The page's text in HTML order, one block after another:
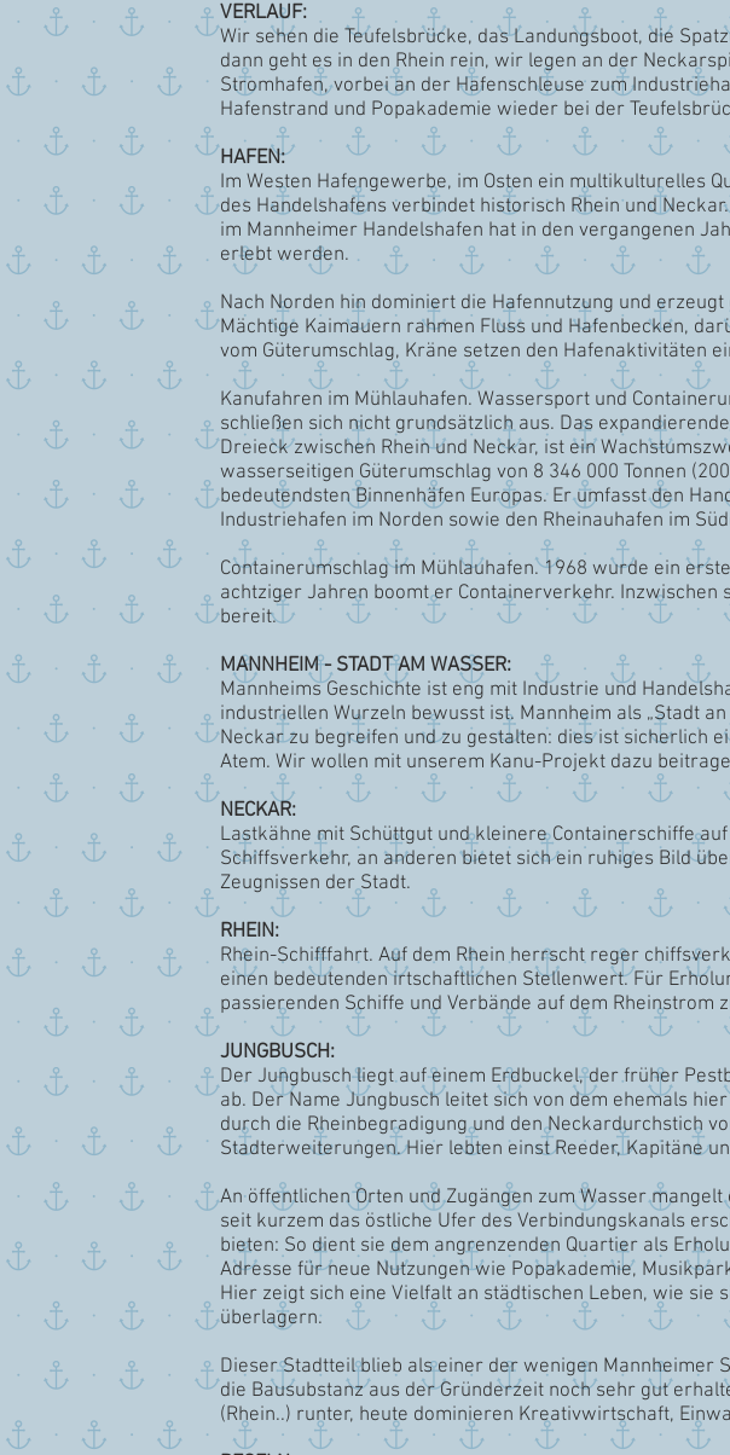
VERLAUF:
Wir sehen die Teufelsbrücke, das Landungsboot, die
dann geht es in den Rhein rein, wir legen an der
Stromhafen, vorbei an der Hafenschleuse zum
Hafenstrand und Popakademie wieder bei der
HAFEN:
Im Westen Hafengewerbe, im Osten ein multikulturelles
des Handelshafens verbindet historisch Rhein und
im Mannheimer Handelshafen hat in den vergangenen
erlebt werden.
Nach Norden hin dominiert die Hafennutzung und
Mächtige Kaimauern rahmen Fluss und Hafenbecken,
vom Güterumschlag, Kräne setzen den Hafenaktivitäten
Kanufahren im Mühlauhafen. Wassersport und
schließen sich nicht grundsätzlich aus. Das
Dreieck zwischen Rhein und Neckar, ist ein
wasserseitigen Güterumschlag von 8 346 000 Tonnen
bedeutendsten Binnenhäfen Europas. Er umfasst den
Industriehafen im Norden sowie den Rheinauhafen im
Containerumschlag im Mühlauhafen. 1968 wurde ein
achtziger Jahren boomt er Containerverkehr.
bereit.
MANNHEIM - STADT AM WASSER:
Mannheims Geschichte ist eng mit Industrie und
industriellen Wurzeln bewusst ist. Mannheim als „Stadt
Neckar zu begreifen und zu gestalten: dies ist sicherlich
Atem. Wir wollen mit unserem Kanu-Projekt dazu
NECKAR:
Lastkähne mit Schüttgut und kleinere Containerschiffe
Schiffsverkehr, an anderen bietet sich ein ruhiges Bild
Zeugnissen der Stadt.
RHEIN:
Rhein-Schifffahrt. Auf dem Rhein herrscht reger
einen bedeutenden irtschaftlichen Stellenwert. Für
passierenden Schiffe und Verbände auf dem Rheinstrom
JUNGBUSCH:
Der Jungbusch liegt auf einem Erdbuckel, der früher
ab. Der Name Jungbusch leitet sich von dem ehemals
durch die Rheinbegradigung und den Neckardurchstich
Stadterweiterungen. Hier lebten einst Reeder, Kapitäne
An öffentlichen Orten und Zugängen zum Wasser
seit kurzem das östliche Ufer des Verbindungskanals
bieten: So dient sie dem angrenzenden Quartier als
Adresse für neue Nutzungen wie Popakademie,
Hier zeigt sich eine Vielfalt an städtischen Leben, wie
überlagern.
Dieser Stadtteil blieb als einer der wenigen Mannheimer
die Bausubstanz aus der Gründerzeit noch sehr gut
(Rhein..) runter, heute dominieren Kreativwirtschaft,